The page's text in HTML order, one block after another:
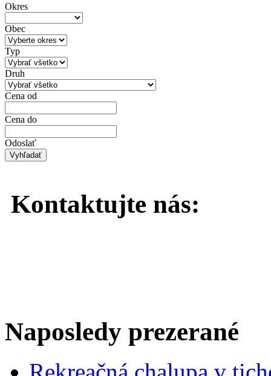
Okres
Obec
Typ
Druh
Cena od
Cena do
Odoslať
Kontaktujte nás:
Naposledy prezerané